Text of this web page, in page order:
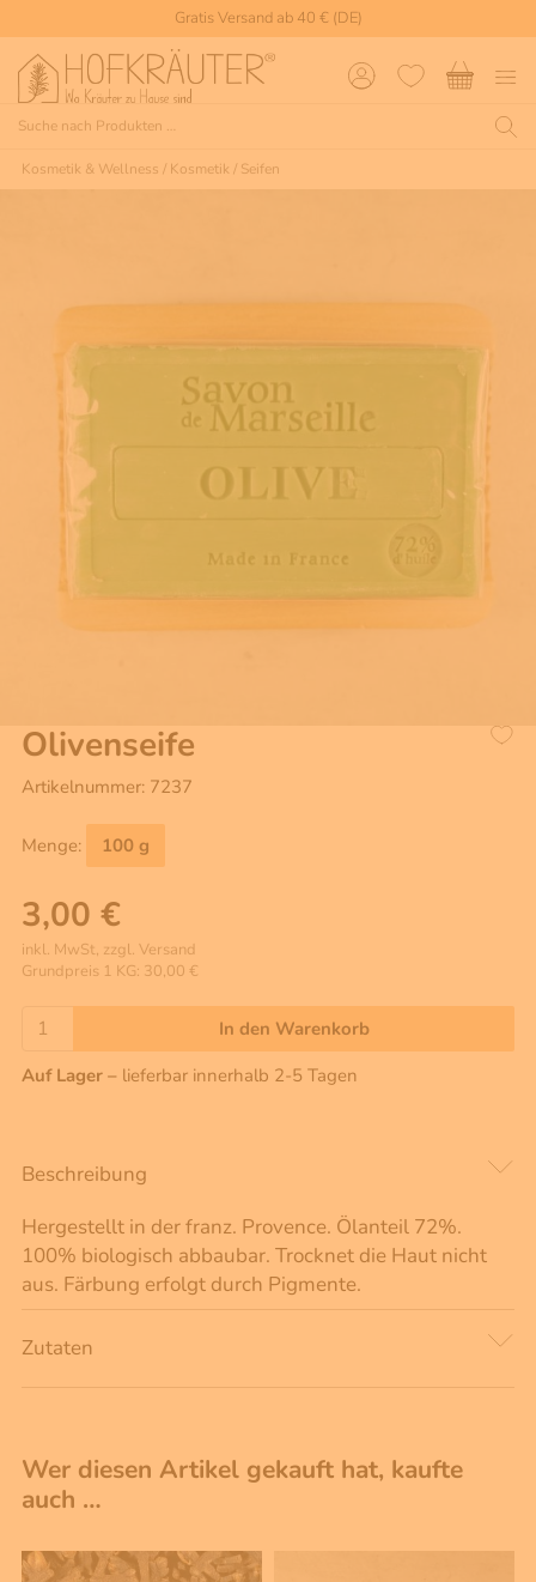
Gratis Versand ab 40 € (DE)
Kosmetik & Wellness / Kosmetik / Seifen
Olivenseife
Artikelnummer: 7237
Menge: 100 g
3,00 €
inkl. MwSt, zzgl. Versand
Grundpreis 1 KG: 30,00 €
In den Warenkorb
Auf Lager – lieferbar innerhalb 2-5 Tagen
Beschreibung
Hergestellt in der franz. Provence. Ölanteil 72%.
100% biologisch abbaubar. Trocknet die Haut nicht
aus. Färbung erfolgt durch Pigmente.
Zutaten
Wer diesen Artikel gekauft hat, kaufte
auch …